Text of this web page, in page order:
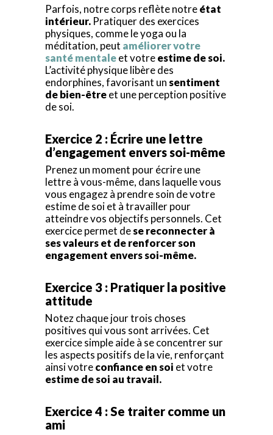
Parfois, notre corps reflète notreétat
intérieur. Pratiquer des exercices
physiques, comme le yoga ou la
méditation, peut améliorer votre
santé mentaleet votreestime de soi.
L’activité physique libère des
endorphines, favorisant unsentiment
de bien-êtreet une perception positive
de soi.
Exercice 2 : Écrire une lettre
d’engagement envers soi-même
Prenez un moment pour écrire une
lettre à vous-même, dans laquelle vous
vous engagez à prendre soin de votre
estime de soi et à travailler pour
atteindre vos objectifs personnels. Cet
exercice permet dese reconnecter à
ses valeurs et de renforcer son
engagement envers soi-même.
Exercice 3 : Pratiquer la positive
attitude
Notez chaque jour trois choses
positives qui vous sont arrivées. Cet
exercice simple aide à se concentrer sur
les aspects positifs de la vie, renforçant
ainsi votreconfiance en soi et votre
estime de soi au travail.
Exercice 4 : Se traiter comme un
ami